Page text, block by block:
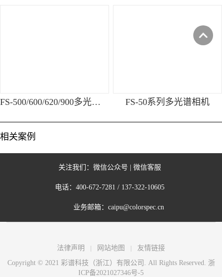
FS-500/600/620/900多光谱相机 FS-50系列多光谱相机
相关案例
关注我们： 微信公众号 微信客服
电话： 400-672-7281 / 137-322-10605
业务邮箱： caipu@colorspec.cn
法律声明 网站地图
友情链接
Copyright © 2021 彩谱科技（浙江）有限公司. All Rights Reserved. 浙
ICP备2021027346号-5